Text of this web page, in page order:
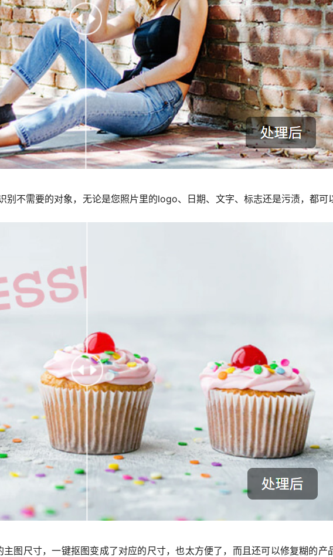
不需要的对象，无论是您照片里的logo、日期、文字、标志还是污渍，都可
图尺寸，一键抠图变成了对应的尺寸，也太方便了，而且还可以修复糊的产